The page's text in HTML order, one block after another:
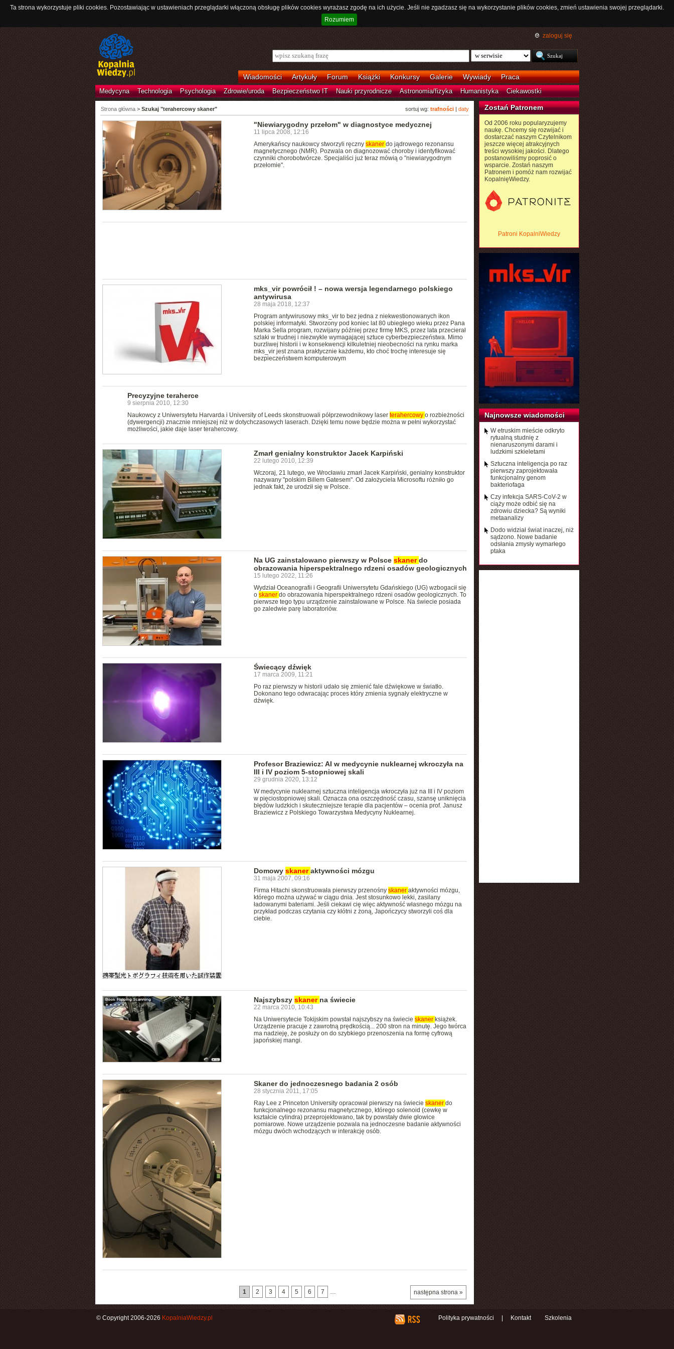
Ta strona wykorzystuje pliki cookies. Pozostawiając w ustawieniach przeglądarki włączoną obsługę plików cookies wyrażasz zgodę na ich użycie. Jeśli nie zgadzasz się na wykorzystanie plików cookies, zmień ustawienia swojej przeglądarki.
Rozumiem
zaloguj się
Wiadomości Artykuły Forum Książki Konkursy Galerie Wywiady Praca
Medycyna Technologia Psychologia Zdrowie/uroda Bezpieczeństwo IT Nauki przyrodnicze Astronomia/fizyka Humanistyka Ciekawostki
sortuj wg: trafności| daty
Strona główna> Szukaj "terahercowy skaner"
"Niewiarygodny przełom" w diagnostyce medycznej
11 lipca 2008, 12:16
Amerykańscy naukowcy stworzyli ręczny skaner do jądrowego rezonansu
magnetycznego (NMR). Pozwala on diagnozować choroby i identyfikować
czynniki chorobotwórcze. Specjaliści już teraz mówią o "niewiarygodnym
przełomie".
mks_vir powrócił ! – nowa wersja legendarnego polskiego
antywirusa
28 maja 2018, 12:37
Program antywirusowy mks_vir to bez jedna z niekwestionowanych ikon
polskiej informatyki. Stworzony pod koniec lat 80 ubiegłego wieku przez Pana
Marka Sella program, rozwijany później przez firmę MKS, przez lata przecierał
szlaki w trudnej i niezwykle wymagającej sztuce cyberbezpieczeństwa. Mimo
burzliwej historii i w konsekwencji kilkuletniej nieobecności na rynku marka
mks_vir jest znana praktycznie każdemu, kto choć trochę interesuje się
bezpieczeństwem komputerowym
Precyzyjne teraherce
9 sierpnia 2010, 12:30
Naukowcy z Uniwersytetu Harvarda i University of Leeds skonstruowali półprzewodnikowy laser terahercowy o rozbieżności
(dywergencji) znacznie mniejszej niż w dotychczasowych laserach. Dzięki temu nowe będzie można w pełni wykorzystać
możliwości, jakie daje laser terahercowy.
Zmarł genialny konstruktor Jacek Karpiński
22 lutego 2010, 12:39
Wczoraj, 21 lutego, we Wrocławiu zmarł Jacek Karpiński, genialny konstruktor
nazywany "polskim Billem Gatesem". Od założyciela Microsoftu różniło go
jednak fakt, że urodził się w Polsce.
Na UG zainstalowano pierwszy w Polsce skanerdo
obrazowania hiperspektralnego rdzeni osadów geologicznych
15 lutego 2022, 11:26
Wydział Oceanografii i Geografii Uniwersytetu Gdańskiego (UG) wzbogacił się
o skaner do obrazowania hiperspektralnego rdzeni osadów geologicznych. To
pierwsze tego typu urządzenie zainstalowane w Polsce. Na świecie posiada
go zaledwie parę laboratoriów.
Świecący dźwięk
17 marca 2009, 11:21
Po raz pierwszy w historii udało się zmienić fale dźwiękowe w światło.
Dokonano tego odwracając proces który zmienia sygnały elektryczne w
dźwięk.
Profesor Braziewicz: AI w medycynie nuklearnej wkroczyła na
III i IV poziom 5-stopniowej skali
29 grudnia 2020, 13:12
W medycynie nuklearnej sztuczna inteligencja wkroczyła już na III i IV poziom
w pięciostopniowej skali. Oznacza ona oszczędność czasu, szansę uniknięcia
błędów ludzkich i skuteczniejsze terapie dla pacjentów – ocenia prof. Janusz
Braziewicz z Polskiego Towarzystwa Medycyny Nuklearnej.
Domowy skaneraktywności mózgu
31 maja 2007, 09:16
Firma Hitachi skonstruowała pierwszy przenośny skaner aktywności mózgu,
którego można używać w ciągu dnia. Jest stosunkowo lekki, zasilany
ładowanymi bateriami. Jeśli ciekawi cię więc aktywność własnego mózgu na
przykład podczas czytania czy kłótni z żoną, Japończycy stworzyli coś dla
ciebie.
Najszybszy skaner na świecie
22 marca 2010, 10:43
Na Uniwersytecie Tokijskim powstał najszybszy na świecie skaner książek.
Urządzenie pracuje z zawrotną prędkością... 200 stron na minutę. Jego twórca
ma nadzieję, że posłuży on do szybkiego przenoszenia na formę cyfrową
japońskiej mangi.
Skaner do jednoczesnego badania 2 osób
28 stycznia 2011, 17:05
Ray Lee z Princeton University opracował pierwszy na świecie skaner do
funkcjonalnego rezonansu magnetycznego, którego solenoid (cewkę w
kształcie cylindra) przeprojektowano, tak by powstały dwie głowice
pomiarowe. Nowe urządzenie pozwala na jednoczesne badanie aktywności
mózgu dwóch wchodzących w interakcję osób.
następna strona »
1 2 3 4 5 6 7 …
Zostań Patronem
Od 2006 roku popularyzujemy
naukę. Chcemy się rozwijać i
dostarczać naszym Czytelnikom
jeszcze więcej atrakcyjnych
treści wysokiej jakości. Dlatego
postanowiliśmy poprosić o
wsparcie. Zostań naszym
Patronem i pomóż nam rozwijać
KopalnięWiedzy.
Patroni KopalniWiedzy
Najnowsze wiadomości
W etruskim mieście odkryto
rytualną studnię z
nienaruszonymi darami i
ludzkimi szkieletami
Sztuczna inteligencja po raz
pierwszy zaprojektowała
funkcjonalny genom
bakteriofaga
Czy infekcja SARS-CoV-2 w
ciąży może odbić się na
zdrowiu dziecka? Są wyniki
metaanalizy
Dodo widział świat inaczej, niż
sądzono. Nowe badanie
odsłania zmysły wymarłego
ptaka
Polityka prywatności Kontakt Szkolenia
© Copyright 2006-2026 KopalniaWiedzy.pl